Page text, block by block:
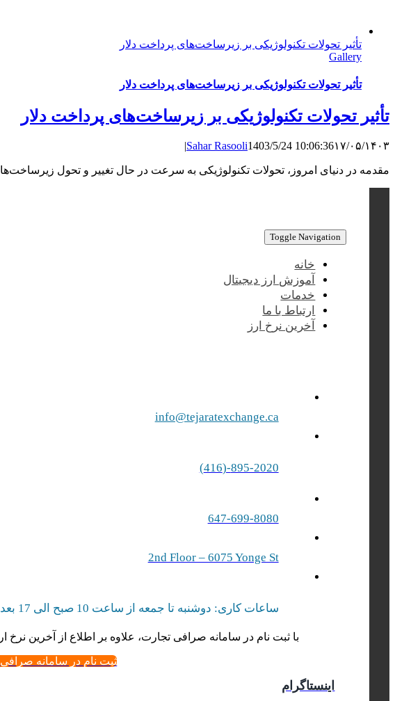
تأثیر تحولات تکنولوژیکی بر زیرساخت‌های پرداخت دلار
Gallery
تأثیر تحولات تکنولوژیکی بر زیرساخت‌های پرداخت دلار
تأثیر تحولات تکنولوژیکی بر زیرساخت‌های پرداخت دلار
Sahar Rasooli1403/5/24 10:06:36۱۷/۰۵/۱۴۰۳ |
مقدمه در دنیای امروز، تحولات تکنولوژیکی به سرعت در حال تغییر و تحول
Toggle Navigation
خانه
آموزش ارز دیجیتال
خدمات
ارتباط با ما
آخرین نرخ ارز
info@tejaratexchange.ca
895-2020-(416)
647-699-8080
2nd Floor – 6075 Yonge St
ساعات کاری: دوشنبه تا جمعه از ساعت 10 صبح الی 17 بعد از ظهر | شنبه‌ از ساعت 10 صبح الی 15 بعد از ظهر
با ثبت نام در سامانه صرافی تجارت، علاوه بر اطلاع از آخرین نرخ
ثبت نام در سامانه
اینستاگرام